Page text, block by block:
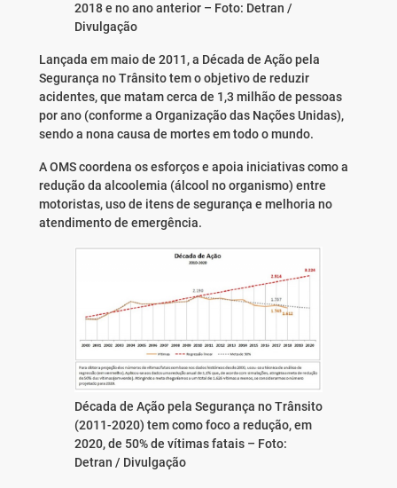
2018 e no ano anterior – Foto: Detran /
Divulgação
Lançada em maio de 2011, a Década de Ação pela
Segurança no Trânsito tem o objetivo de reduzir
acidentes, que matam cerca de 1,3 milhão de pessoas
por ano (conforme a Organização das Nações Unidas),
sendo a nona causa de mortes em todo o mundo.
A OMS coordena os esforços e apoia iniciativas como a
redução da alcoolemia (álcool no organismo) entre
motoristas, uso de itens de segurança e melhoria no
atendimento de emergência.
Década de Ação pela Segurança no Trânsito
(2011-2020) tem como foco a redução, em
2020, de 50% de vítimas fatais – Foto:
Detran / Divulgação